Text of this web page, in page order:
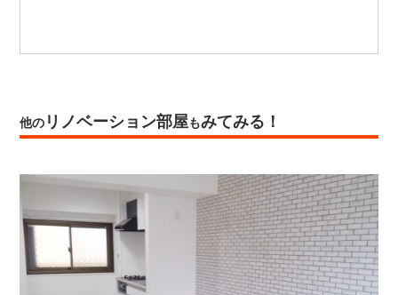
他の リノベーション部屋もみてみる！